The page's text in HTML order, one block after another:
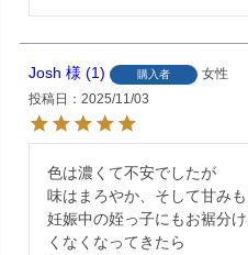
Josh 1 購入者
女性
投稿日
2025/11/03
色は濃くて不安でしたが
味はまろやか、そして甘み
妊娠中の姪っ子にもお裾分
くなくなってきたら